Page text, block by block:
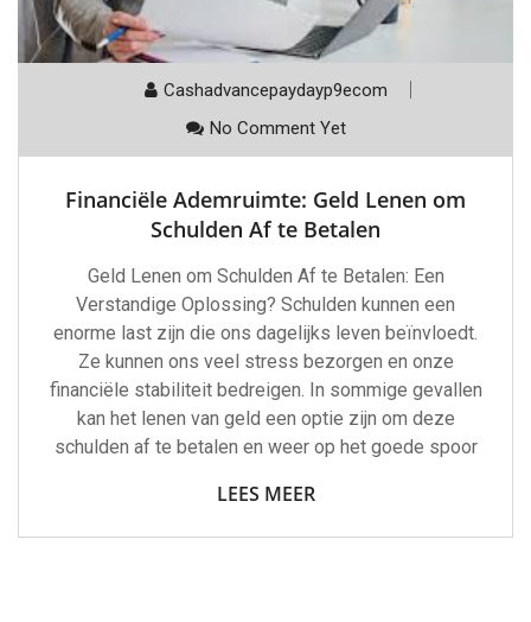
Cashadvancepaydayp9ecom
No Comment Yet
Financiële Ademruimte: Geld Lenen om
Schulden Af te Betalen
Geld Lenen om Schulden Af te Betalen: Een
Verstandige Oplossing? Schulden kunnen een
enorme last zijn die ons dagelijks leven beïnvloedt.
Ze kunnen ons veel stress bezorgen en onze
financiële stabiliteit bedreigen. In sommige gevallen
kan het lenen van geld een optie zijn om deze
schulden af te betalen en weer op het goede spoor
LEES MEER